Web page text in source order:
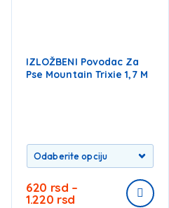
IZLOŽBENI Povodac Za
Pse Mountain Trixie 1,7 M
620 rsd –
1.220 rsd